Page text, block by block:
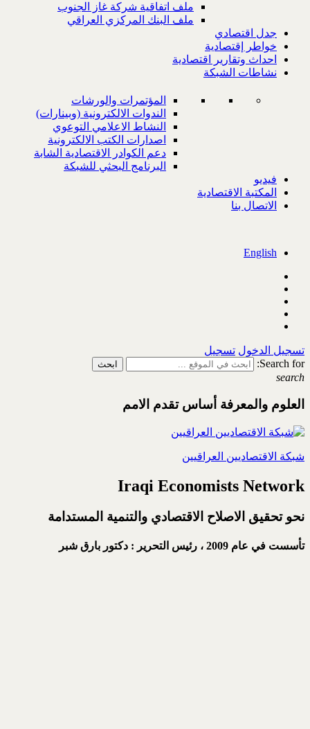
ملف اتفاقية شركة غاز الجنوب
ملف البنك المركزي العراقي
جدل اقتصادي
خواطر إقتصادية
احداث وتقارير اقتصادية
نشاطات الشبكة
المؤتمرات والورشات
الندوات الالكترونية (وبينارات)
النشاط الاعلامي التوعوي
اصدارات الكتب الالكترونية
دعم الكوادر الاقتصادية الشابة
البرنامج البحثي للشبكة
فيديو
المكتبة الاقتصادية
الاتصال بنا
English
تسجيل الدخول تسجيل
Search for:
search
العلوم والمعرفة أساس تقدم الامم
شبكة الاقتصاديين العراقيين
Iraqi Economists Network
نحو تحقيق الاصلاح الاقتصادي والتنمية المستدامة
تأسست في عام 2009 ، رئيس التحرير : دكتور بارق شبر